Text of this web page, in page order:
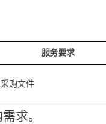
服务要求
购文件
求。